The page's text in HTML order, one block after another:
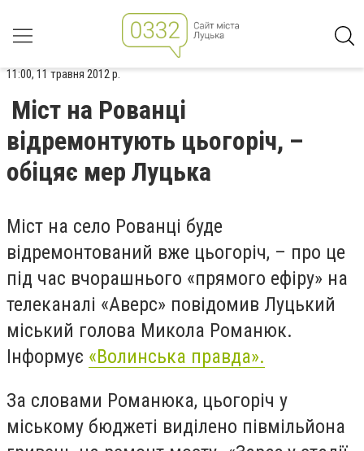
11:00, 11 травня 2012 р.
Міст на Рованці
відремонтують цьогоріч, –
обіцяє мер Луцька
Міст на село Рованці буде
відремонтований вже цьогоріч, – про це
під час вчорашнього «прямого ефіру» на
телеканалі «Аверс» повідомив Луцький
міський голова Микола Романюк.
Інформує «Волинська правда».
За словами Романюка, цьогоріч у
міському бюджеті виділено півмільйона